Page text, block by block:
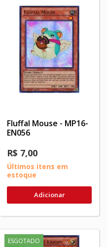
Fluffal Mouse - MP16-
EN056
R$ 7,00
Últimos itens em
estoque
Adicionar
ESGOTADO